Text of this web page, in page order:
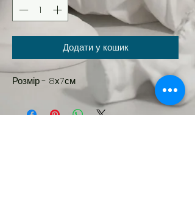
Додати у кошик
Розмір - 8х7см